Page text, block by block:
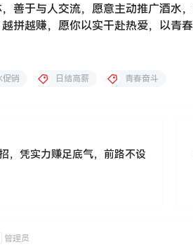
善于与人交流，愿意主动推广酒水
拼越赚，愿你以实干赴热爱，以青
促销 日结高薪 青春奋斗
，凭实力赚足底气，前路不设
管理员